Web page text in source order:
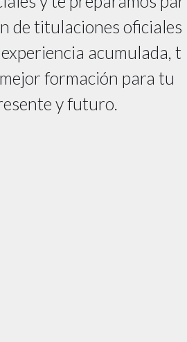
de titulaciones oficiales.
acumulada,
formación para tu
y futuro.